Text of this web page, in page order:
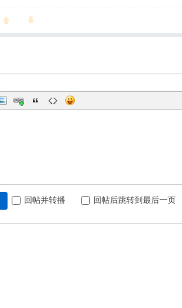
回帖并转播 回帖后跳转到最后一页